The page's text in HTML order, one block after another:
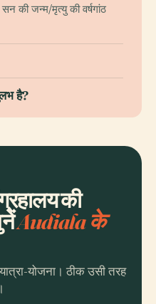
की जन्म/मृत्यु की वर्षगांठ
है?
की
Audiala के
योजना। ठीक उसी तरह